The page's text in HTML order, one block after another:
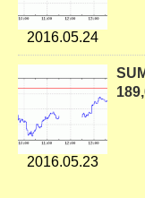
2016.05.24
2016.05.23